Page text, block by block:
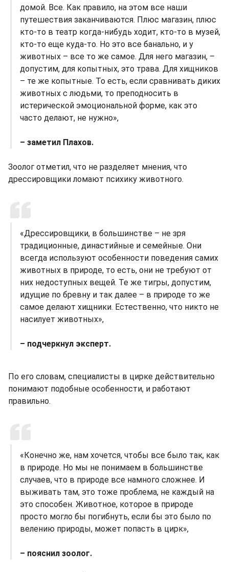
домой. Все. Как правило, на этом все наши
путешествия заканчиваются. Плюс магазин, плюс
кто-то в театр когда-нибудь ходит, кто-то в музей,
кто-то еще куда-то. Но это все банально, и у
животных – все то же самое. Для него магазин, –
допустим, для копытных, это трава. Для хищников
– те же копытные. То есть, если сравнивать диких
животных с людьми, то преподносить в
истерической эмоциональной форме, как это
часто делают, не нужно»,
– заметил Плахов.
Зоолог отметил, что не разделяет мнения, что
дрессировщики ломают психику животного.
«Дрессировщики, в большинстве – не зря
традиционные, династийные и семейные. Они
всегда используют особенности поведения самих
животных в природе, то есть, они не требуют от
них недоступных вещей. Те же тигры, допустим,
идущие по бревну и так далее – в природе то же
самое делают хищники. Естественно, что никто не
насилует животных»,
– подчеркнул эксперт.
По его словам, специалисты в цирке действительно
понимают подобные особенности, и работают
правильно.
«Конечно же, нам хочется, чтобы все было так, как
в природе. Но мы не понимаем в большинстве
случаев, что в природе все намного сложнее. И
выживать там, это тоже проблема, не каждый на
это способен. Животное, которое в природе
просто могло бы погибнуть, если бы это было по
велению природы, может попасть в цирк»,
– пояснил зоолог.